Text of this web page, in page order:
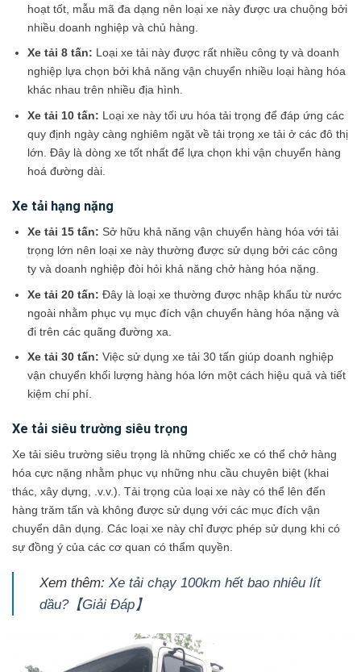
hoạt tốt, mẫu mã đa dạng nên loại xe này được ưa chuộng bởi
nhiều doanh nghiệp và chủ hàng.
Xe tải 8 tấn: Loại xe tải này được rất nhiều công ty và doanh
nghiệp lựa chọn bởi khả năng vận chuyển nhiều loại hàng hóa
khác nhau trên nhiều địa hình.
Xe tải 10 tấn: Loại xe này tối ưu hóa tải trọng để đáp ứng các
quy định ngày càng nghiêm ngặt về tải trọng xe tải ở các đô thị
lớn. Đây là dòng xe tốt nhất để lựa chọn khi vận chuyển hàng
hoá đường dài.
Xe tải hạng nặng
Xe tải 15 tấn: Sở hữu khả năng vận chuyển hàng hóa với tải
trọng lớn nên loại xe này thường được sử dụng bởi các công
ty và doanh nghiệp đòi hỏi khả năng chở hàng hóa nặng.
Xe tải 20 tấn: Đây là loại xe thường được nhập khẩu từ nước
ngoài nhằm phục vụ mục đích vận chuyển hàng hóa nặng và
đi trên các quãng đường xa.
Xe tải 30 tấn: Việc sử dụng xe tải 30 tấn giúp doanh nghiệp
vận chuyển khối lượng hàng hóa lớn một cách hiệu quả và tiết
kiệm chi phí.
Xe tải siêu trường siêu trọng
Xe tải siêu trường siêu trọng là những chiếc xe có thể chở hàng
hóa cực nặng nhằm phục vụ những nhu cầu chuyên biệt (khai
thác, xây dựng, .v.v.). Tải trọng của loại xe này có thể lên đến
hàng trăm tấn và không được sử dụng với các mục đích vận
chuyển dân dụng. Các loại xe này chỉ được phép sử dụng khi có
sự đồng ý của các cơ quan có thẩm quyền.
Xem thêm:Xe tải chạy 100km hết bao nhiêu lít
dầu?【Giải Đáp】